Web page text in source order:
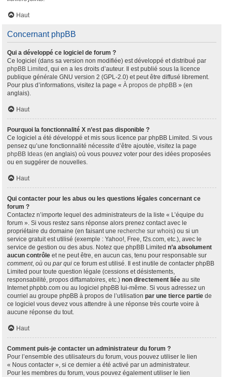
Haut
Concernant phpBB
Qui a développé ce logiciel de forum ?
Ce logiciel (dans sa version non modifiée) est développé et distribué par
phpBB Limited , qui en a les droits d’auteur. Il est publié sous la licence
publique générale GNU version 2 (GPL-2.0) et peut être diffusé librement.
Pour plus d’informations, visitez la page « À propos de phpBB » (en
anglais).
Haut
Pourquoi la fonctionnalité X n’est pas disponible ?
Ce logiciel a été développé et mis sous licence par phpBB Limited. Si vous
pensez qu’une fonctionnalité nécessite d’être ajoutée, visitez la page
phpBB Ideas (en anglais) où vous pouvez voter pour des idées proposées
ou en suggérer de nouvelles.
Haut
Qui contacter pour les abus ou les questions légales concernant ce
forum ?
Contactez n’importe lequel des administrateurs de la liste « L’équipe du
forum ». Si vous restez sans réponse alors prenez contact avec le
propriétaire du domaine (en faisant une recherche sur whois) ou si un
service gratuit est utilisé (exemple : Yahoo!, Free, f2s.com, etc.), avec le
service de gestion ou des abus. Notez que phpBB Limited n’a absolument
aucun contrôle et ne peut être, en aucun cas, tenu pour responsable sur
comment, où ou par qui ce forum est utilisé. Il est inutile de contacter phpBB
Limited pour toute question légale (cessions et désistements,
responsabilité, propos diffamatoires, etc.) non directement liée au site
Internet phpbb.com ou au logiciel phpBB lui-même. Si vous adressez un
courriel au groupe phpBB à propos de l’utilisation par une tierce partie de
ce logiciel vous devez vous attendre à une réponse très courte voire à
aucune réponse du tout.
Haut
Comment puis-je contacter un administrateur du forum ?
Pour l’ensemble des utilisateurs du forum, vous pouvez utiliser le lien
« Nous contacter », si ce dernier a été activé par un administrateur.
Pour les membres du forum, vous pouvez également utiliser le lien